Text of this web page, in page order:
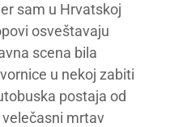
sam u Hrvatskoj
osveštavaju
scena bila
u nekoj zabiti
postaja od
velečasni mrtav